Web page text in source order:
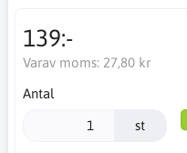
139:-
Varav moms: 27,80 kr
Antal
st